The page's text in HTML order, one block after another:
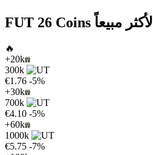
FUT 26 Coins الأكثر مبيعاً
🔥
+20k
300k
€1.76 -5%
+30k
700k
€4.10 -5%
+60k
1000k
€5.75 -7%